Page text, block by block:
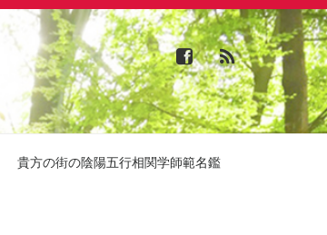
貴方の街の陰陽五行相関学師範名鑑